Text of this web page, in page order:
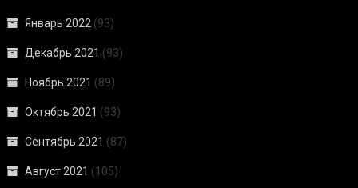
Январь 2022 (93)
Декабрь 2021 (93)
Ноябрь 2021 (89)
Октябрь 2021 (93)
Сентябрь 2021 (87)
Август 2021 (105)